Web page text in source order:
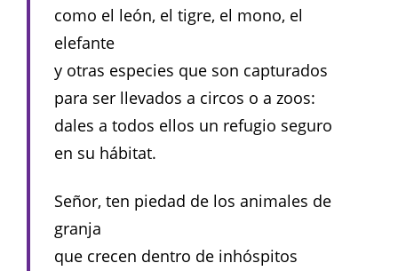
como el león, el tigre, el mono, el
elefante
y otras especies que son capturados
para ser llevados a circos o a zoos:
dales a todos ellos un refugio seguro
en su hábitat.
Señor, ten piedad de los animales de
granja
que crecen dentro de inhóspitos